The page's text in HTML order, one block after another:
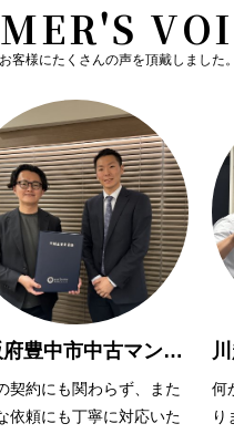
客様にたくさんの声を頂戴しました。
川越市新築戸建購入 A様
何まで本当にお世話にな
た！
親
り